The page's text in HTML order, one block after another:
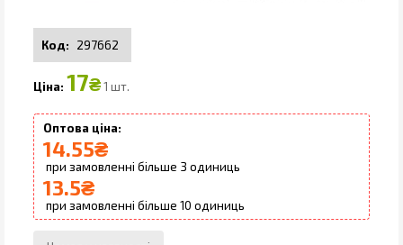
297662
17₴ 1 шт.
14.55₴
3
13.5₴
10